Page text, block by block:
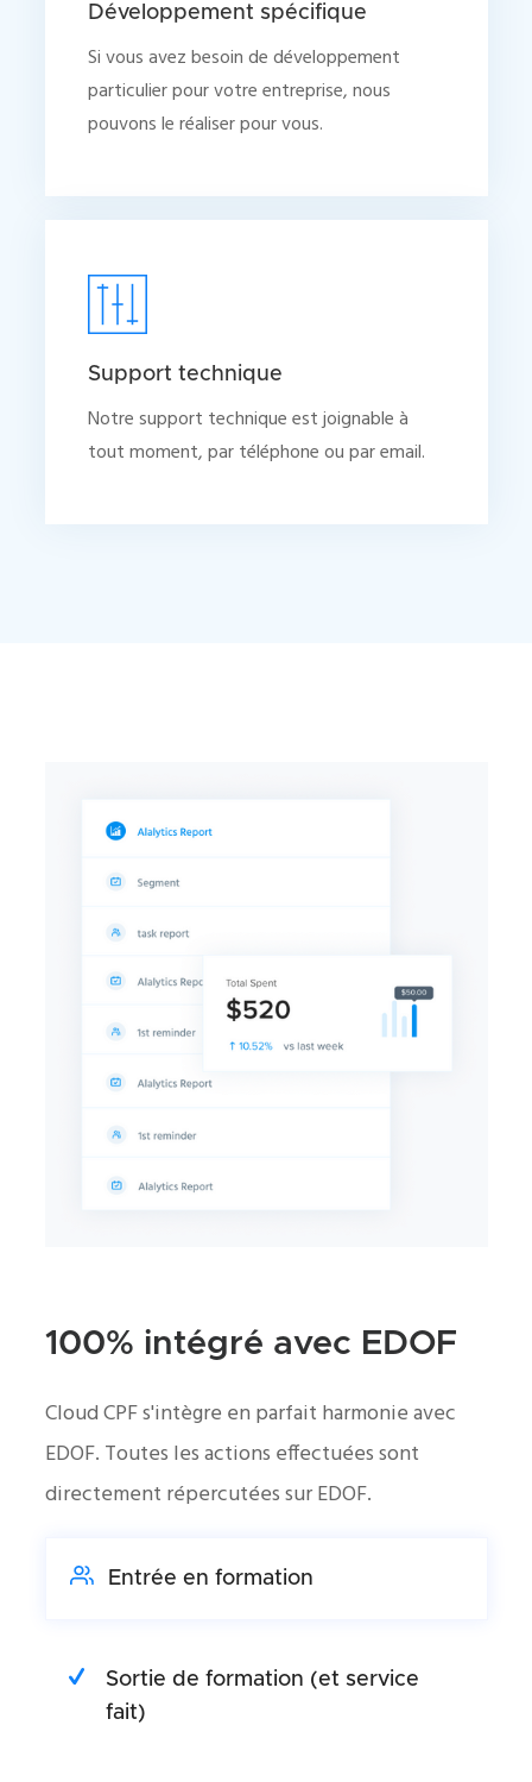
Développement spécifique
Si vous avez besoin de développement
particulier pour votre entreprise, nous
pouvons le réaliser pour vous.
Support technique
Notre support technique est joignable à
tout moment, par téléphone ou par email.
100% intégré avec EDOF
Cloud CPF s'intègre en parfait harmonie avec
EDOF. Toutes les actions effectuées sont
directement répercutées sur EDOF.
Entrée en formation
Sortie de formation (et service
fait)